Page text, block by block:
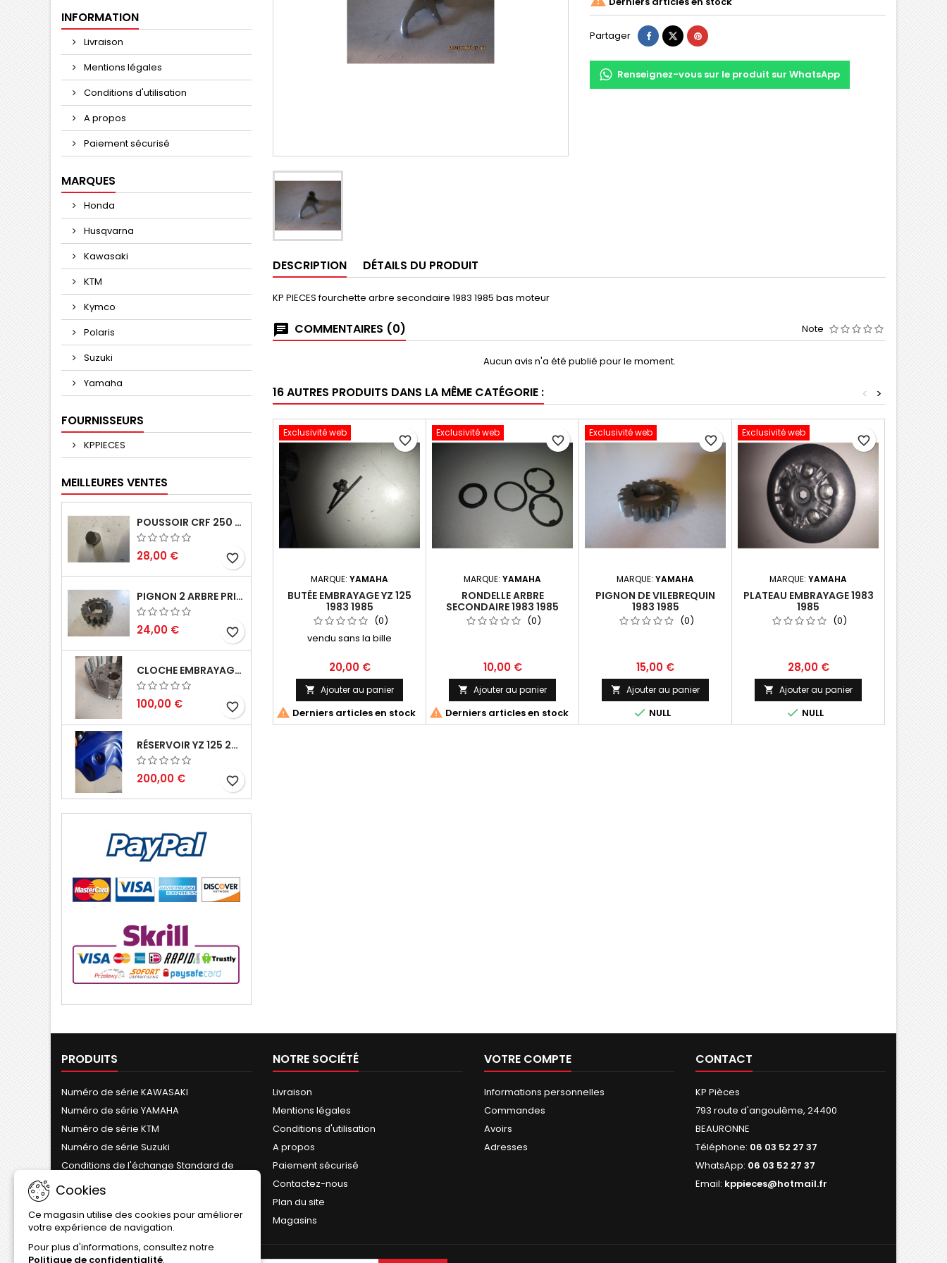
INFORMATION
Livraison
Mentions légales
Conditions d'utilisation
A propos
Paiement sécurisé
MARQUES
Honda
Husqvarna
Kawasaki
KTM
Kymco
Polaris
Suzuki
Yamaha
FOURNISSEURS
KPPIECES
MEILLEURES VENTES
POUSSOIR CRF 250 2005 2006
28,00 € favorite_border
PIGNON 2 ARBRE PRIMAIRE CR 250 1994
24,00 € favorite_border
CLOCHE EMBRAYAGE YZ 125 1994 2004
100,00 € favorite_border
RÉSERVOIR YZ 125 2002 2004
200,00 € favorite_border
Partager
Renseignez-vous sur le produit sur WhatsApp
DESCRIPTION DÉTAILS DU PRODUIT
KP PIECES fourchette arbre secondaire 1983 1985 bas moteur
COMMENTAIRES (0) Note
Aucun avis n'a été publié pour le moment.
16 AUTRES PRODUITS DANS LA MÊME CATÉGORIE : >
<
Exclusivité web
MARQUE: YAMAHA
BUTÉE EMBRAYAGE YZ 125
1983 1985
(0)
vendu sans la bille
20,00 €
 Ajouter au panier
 Derniers articles en stock
favorite_border
Exclusivité web
MARQUE: YAMAHA
RONDELLE ARBRE
SECONDAIRE 1983 1985
(0)
10,00 €
 Ajouter au panier
 Derniers articles en stock
favorite_border
Exclusivité web
MARQUE: YAMAHA
PIGNON DE VILEBREQUIN
1983 1985
(0)
15,00 €
 Ajouter au panier
 NULL
favorite_border
Exclusivité web
MARQUE: YAMAHA
PLATEAU EMBRAYAGE 1983
1985
(0)
28,00 €
 Ajouter au panier
 NULL
favorite_border
PRODUITS
Numéro de série KAWASAKI
Numéro de série YAMAHA
Numéro de série KTM
Numéro de série Suzuki
Conditions de l'échange Standard de
Cylindre
NOTRE SOCIÉTÉ
Livraison
Mentions légales
Conditions d'utilisation
A propos
Paiement sécurisé
Contactez-nous
Plan du site
Magasins
VOTRE COMPTE
Informations personnelles
Commandes
Avoirs
Adresses
CONTACT
KP Pièces
793 route d'angoulême, 24400
BEAURONNE
Téléphone: 06 03 52 27 37
WhatsApp: 06 03 52 27 37
Email: kppieces@hotmail.fr
Cookies
Ce magasin utilise des cookies pour améliorer
votre expérience de navigation.
Pour plus d'informations, consultez notre
Politique de confidentialité.